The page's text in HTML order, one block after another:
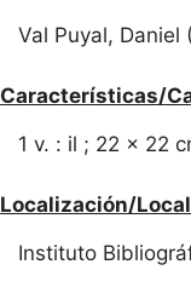
Val Puyal, Daniel
Características/
1 v. : il ; 22 x 22
Localización/
Instituto